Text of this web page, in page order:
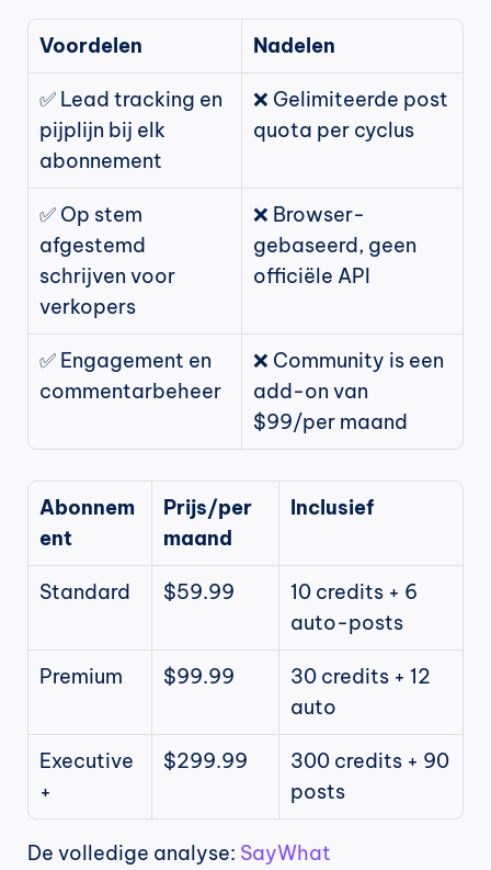
Voordelen Nadelen
✅ Lead tracking en
pijplijn bij elk
abonnement
❌ Gelimiteerde post
quota per cyclus
✅ Op stem
afgestemd
schrijven voor
verkopers
❌ Browser-
gebaseerd, geen
officiële API
✅ Engagement en
commentarbeheer
❌ Community is een
add-on van
$99/per maand
Abonnem
ent
Prijs/per
maand
Inclusief
Standard $59.99
10 credits + 6
auto-posts
Premium $99.99
30 credits + 12
auto
Executive
+
$299.99
300 credits + 90
posts
De volledige analyse: SayWhat